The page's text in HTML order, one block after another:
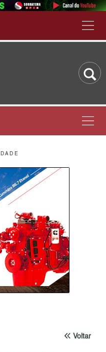
A D E
Voltar